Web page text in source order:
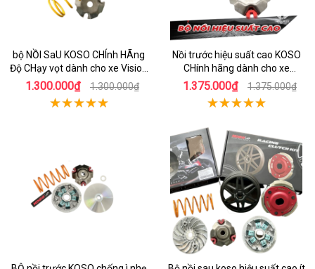
bộ NỒI SaU KOSO CHÍnh HÃng
Độ CHạy vọt dành cho xe Vision
110
1.300.000₫ 1.300.000₫
Nồi trước hiệu suất cao KOSO
CHính hãng dành cho xe
AirBlade 125
1.375.000₫ 1.375.000₫